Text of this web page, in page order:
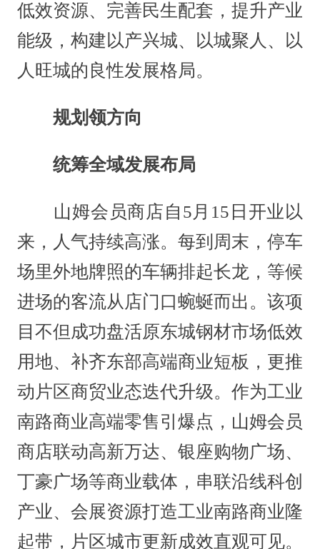
低效资源、完善民生配套，提升产业
能级，构建以产兴城、以城聚人、以
人旺城的良性发展格局。
规划领方向
统筹全域发展布局
山姆会员商店自5月15日开业以
来，人气持续高涨。每到周末，停车
场里外地牌照的车辆排起长龙，等候
进场的客流从店门口蜿蜒而出。该项
目不但成功盘活原东城钢材市场低效
用地、补齐东部高端商业短板，更推
动片区商贸业态迭代升级。作为工业
南路商业高端零售引爆点，山姆会员
商店联动高新万达、银座购物广场、
丁豪广场等商业载体，串联沿线科创
产业、会展资源打造工业南路商业隆
起带，片区城市更新成效直观可见。